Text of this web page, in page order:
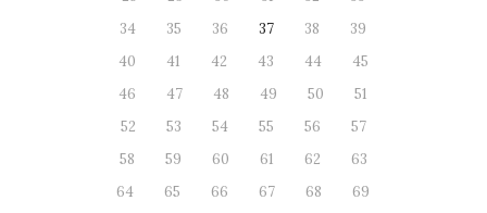
34
35 36 37 38
39
40
41 42 43 44
45
46
47 48 49 50
51
52
53 54 55 56
57
58
59 60 61 62
63
64
65 66 67 68
69